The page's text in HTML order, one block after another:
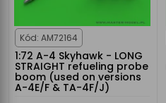
Kód: AM72164
1:72 A-4 Skyhawk - LONG
STRAIGHT refueling probe
boom (used on versions
A-4E/F & TA-4F/J)